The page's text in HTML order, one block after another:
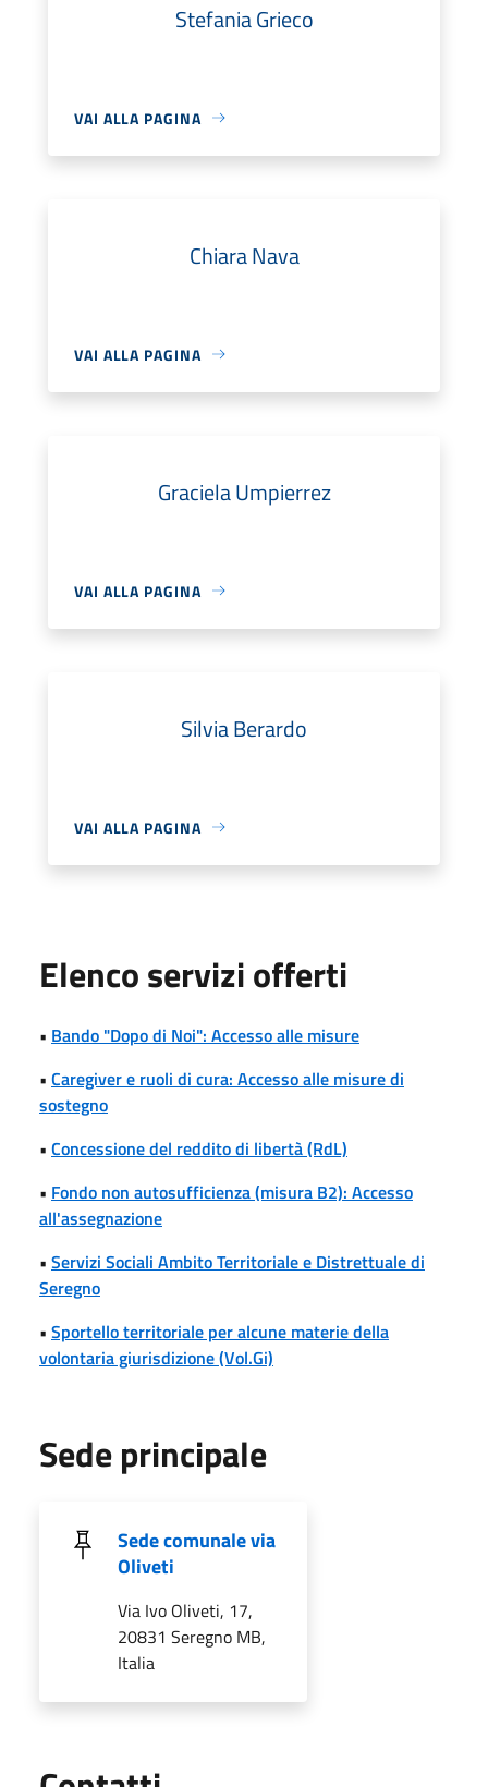
Stefania Grieco
VAI ALLA PAGINA
Chiara Nava
VAI ALLA PAGINA
Graciela Umpierrez
VAI ALLA PAGINA
Silvia Berardo
VAI ALLA PAGINA
Elenco servizi offerti
• Bando "Dopo di Noi": Accesso alle misure
• Caregiver e ruoli di cura: Accesso alle misure di
sostegno
• Concessione del reddito di libertà (RdL)
• Fondo non autosufficienza (misura B2): Accesso
all'assegnazione
• Servizi Sociali Ambito Territoriale e Distrettuale di
Seregno
• Sportello territoriale per alcune materie della
volontaria giurisdizione (Vol.Gi)
Sede principale
Sede comunale via
Oliveti
Via Ivo Oliveti, 17,
20831 Seregno MB,
Italia